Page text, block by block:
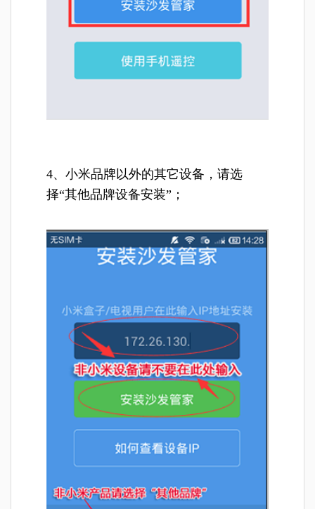
4、小米品牌以外的其它设备，请选
择“其他品牌设备安装”；